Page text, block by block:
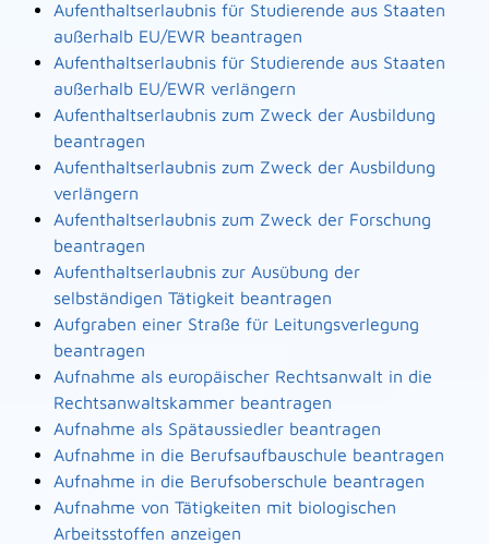
Aufenthaltserlaubnis für Studierende aus Staaten
außerhalb EU/EWR beantragen
Aufenthaltserlaubnis für Studierende aus Staaten
außerhalb EU/EWR verlängern
Aufenthaltserlaubnis zum Zweck der Ausbildung
beantragen
Aufenthaltserlaubnis zum Zweck der Ausbildung
verlängern
Aufenthaltserlaubnis zum Zweck der Forschung
beantragen
Aufenthaltserlaubnis zur Ausübung der
selbständigen Tätigkeit beantragen
Aufgraben einer Straße für Leitungsverlegung
beantragen
Aufnahme als europäischer Rechtsanwalt in die
Rechtsanwaltskammer beantragen
Aufnahme als Spätaussiedler beantragen
Aufnahme in die Berufsaufbauschule beantragen
Aufnahme in die Berufsoberschule beantragen
Aufnahme von Tätigkeiten mit biologischen
Arbeitsstoffen anzeigen